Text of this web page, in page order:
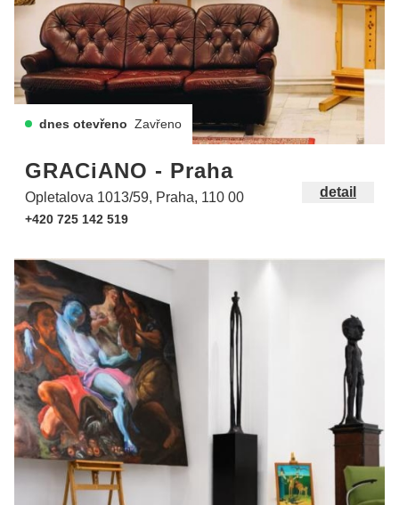
dnes otevřeno Zavřeno
GRACiANO - Praha
Opletalova 1013/59, Praha, 110 00
+420 725 142 519
detail